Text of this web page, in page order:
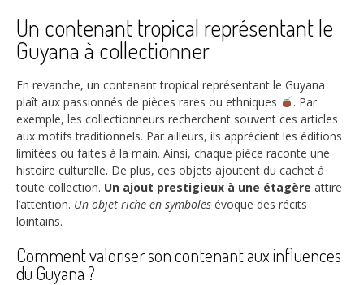
Un contenant tropical représentant le
Guyana à collectionner
En revanche, un contenant tropical représentant le Guyana
plaît aux passionnés de pièces rares ou ethniques
. Par
exemple, les collectionneurs recherchent souvent ces articles
aux motifs traditionnels. Par ailleurs, ils apprécient les éditions
limitées ou faites à la main. Ainsi, chaque pièce raconte une
histoire culturelle. De plus, ces objets ajoutent du cachet à
toute collection. Un ajout prestigieux à une étagère attire
l’attention. Un objet riche en symboles évoque des récits
lointains.
Comment valoriser son contenant aux influences
du Guyana ?